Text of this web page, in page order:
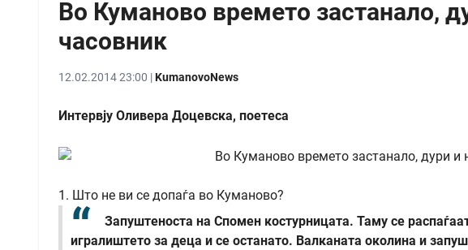
Во Куманово времето застанало,
часовник
12.02.2014 23:00 |KumanovoNews
Интервју Оливера Доцевска, поетеса
1. Што не ви се допаѓа во Куманово?
Запуштеноста на Спомен костурницата. Таму се
игралиштето за деца и се останато. Валканата околина и